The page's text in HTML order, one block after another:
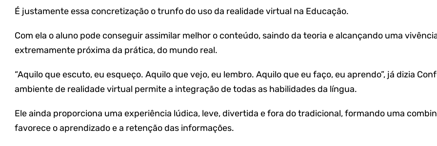
É justamente essa concretização o trunfo do uso da realidade virtual na Educação.
Com ela o aluno pode conseguir assimilar melhor o conteúdo, saindo da teoria e alcançando uma
extremamente próxima da prática, do mundo real.
“Aquilo que escuto, eu esqueço. Aquilo que vejo, eu lembro. Aquilo que eu faço, eu aprendo”, já dizia
ambiente de realidade virtual permite a integração de todas as habilidades da língua.
Ele ainda proporciona uma experiência lúdica, leve, divertida e fora do tradicional, formando uma
favorece o aprendizado e a retenção das informações.